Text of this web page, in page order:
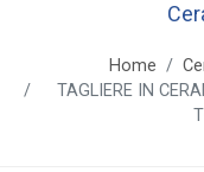
Home
TAGLIERE IN